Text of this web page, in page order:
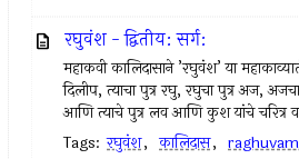
रघुवंश - द्वितीय: सर्ग:
महाकवी कालिदासाने ’रघुवंश’ या
दिलीप, त्याचा पुत्र रघु, रघुचा पुत्र अज,
आणि त्याचे पुत्र लव आणि कुश यांचे
Tags: रघुवंश, कालिदास,